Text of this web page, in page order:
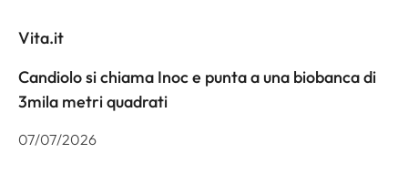
Vita.it
Candiolo si chiama Inoc e punta a una biobanca di
3mila metri quadrati
07/07/2026